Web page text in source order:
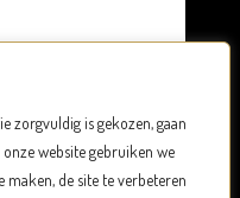
zorgvuldig is gekozen, gaan
website gebruiken we
de site te verbeteren